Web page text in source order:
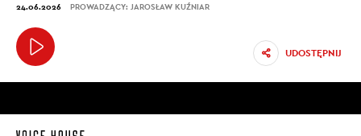
24.06.2026 PROWADZĄCY: JAROSŁAW KUŹNIAR
UDOSTĘPNIJ